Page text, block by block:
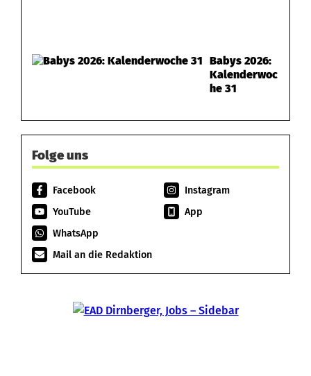
Babys 2026:
Kalenderwoc
he 31
Folge uns
Facebook
Instagram
YouTube
App
WhatsApp
Mail an die Redaktion